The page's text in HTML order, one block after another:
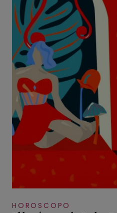
HOROSCOPO